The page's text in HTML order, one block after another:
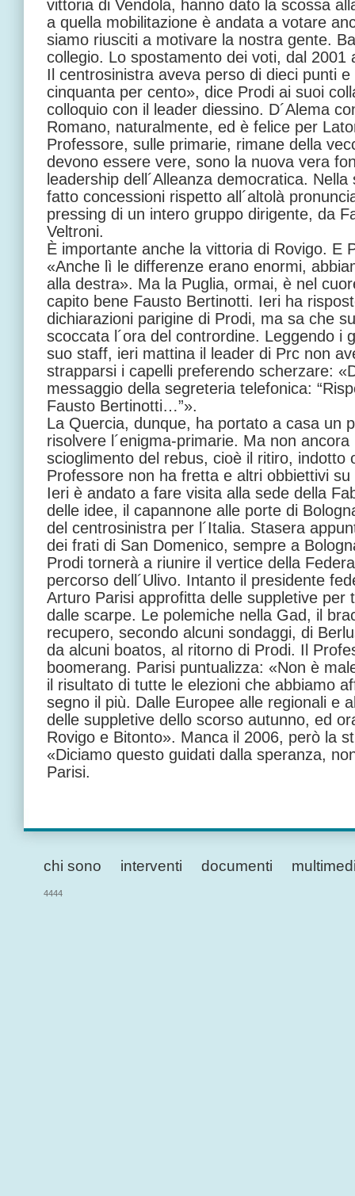
vittoria di Vendola, hanno dato la scossa
a quella mobilitazione è andata a votare
siamo riusciti a motivare la nostra gente.
collegio. Lo spostamento dei voti, dal 2001
Il centrosinistra aveva perso di dieci punti
cinquanta per cento», dice Prodi ai suoi
colloquio con il leader diessino. D´Alema
Romano, naturalmente, ed è felice per
Professore, sulle primarie, rimane della
devono essere vere, sono la nuova vera
leadership dell´Alleanza democratica.
fatto concessioni rispetto all´altolà
pressing di un intero gruppo dirigente, da
Veltroni.
È importante anche la vittoria di Rovigo. E
«Anche lì le differenze erano enormi,
alla destra». Ma la Puglia, ormai, è nel
capito bene Fausto Bertinotti. Ieri ha
dichiarazioni parigine di Prodi, ma sa che
scoccata l´ora del contrordine. Leggendo i
suo staff, ieri mattina il leader di Prc non
strapparsi i capelli preferendo scherzare:
messaggio della segreteria telefonica:
Fausto Bertinotti…”».
La Quercia, dunque, ha portato a casa un
risolvere l´enigma-primarie. Ma non ancora
scioglimento del rebus, cioè il ritiro, indotto
Professore non ha fretta e altri obbiettivi
Ieri è andato a fare visita alla sede della
delle idee, il capannone alle porte di
del centrosinistra per l´Italia. Stasera
dei frati di San Domenico, sempre a
Prodi tornerà a riunire il vertice della
percorso dell´Ulivo. Intanto il presidente
Arturo Parisi approfitta delle suppletive per
dalle scarpe. Le polemiche nella Gad, il
recupero, secondo alcuni sondaggi, di
da alcuni boatos, al ritorno di Prodi. Il
boomerang. Parisi puntualizza: «Non è
il risultato di tutte le elezioni che abbiamo
segno il più. Dalle Europee alle regionali e
delle suppletive dello scorso autunno, ed
Rovigo e Bitonto». Manca il 2006, però la
«Diciamo questo guidati dalla speranza,
Parisi.
chi sono interventi documenti
4444